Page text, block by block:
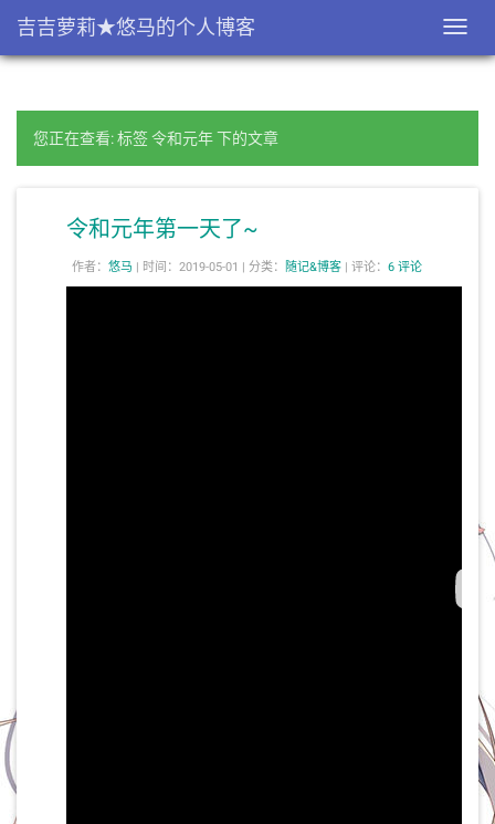
吉吉萝莉★悠马的个人博客
您正在查看: 标签 令和元年 下的文章
令和元年第一天了~
作者： 悠马 | 时间：2019-05-01 | 分类： 随记&博客 | 评论： 6 评论